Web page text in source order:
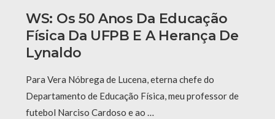
WS: Os 50 Anos Da Educação
Física Da UFPB E A Herança De
Lynaldo
Para Vera Nóbrega de Lucena, eterna chefe do
Departamento de Educação Física, meu professor de
futebol Narciso Cardoso e ao …